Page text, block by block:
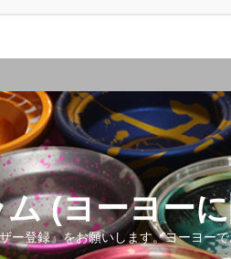
(ヨーヨー
ー登録』をお願いします。ヨーヨー